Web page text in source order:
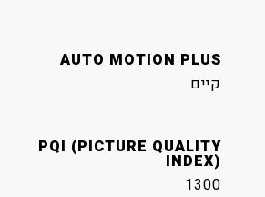
AUTO MOTION PLUS
קיים
PQI (PICTURE QUALITY
INDEX)
1300